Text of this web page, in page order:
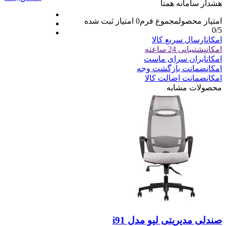
هشدار سامانه همتا
امتیاز محصولمجموع فرم0 امتیاز ثبت شده
0/5
امکانارسال سریع کالا
امکانپشتیبانی 24 ساعته
امکانایران سرای ماست
امکانضمانت بازگشت وجه
امکانضمانت اضالت کالا
محصولات مشابه
صندلی مدیریتی لیو مدل i91